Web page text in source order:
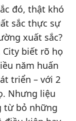
đó, thật khó
sắc thực sự
xuất sắc?
City biết rõ họ
năm huấn
triển – với 2
Nhưng liệu
từ bỏ những